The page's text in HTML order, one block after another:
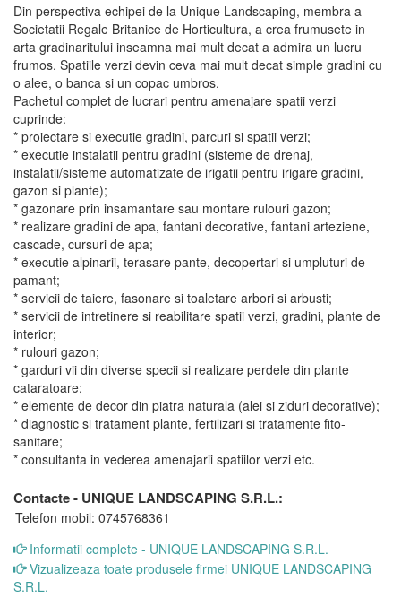
Din perspectiva echipei de la Unique Landscaping, membra a
Societatii Regale Britanice de Horticultura, a crea frumusete in
arta gradinaritului inseamna mai mult decat a admira un lucru
frumos. Spatiile verzi devin ceva mai mult decat simple gradini cu
o alee, o banca si un copac umbros.
Pachetul complet de lucrari pentru amenajare spatii verzi
cuprinde:
* proiectare si executie gradini, parcuri si spatii verzi;
* executie instalatii pentru gradini (sisteme de drenaj,
instalatii/sisteme automatizate de irigatii pentru irigare gradini,
gazon si plante);
* gazonare prin insamantare sau montare rulouri gazon;
* realizare gradini de apa, fantani decorative, fantani arteziene,
cascade, cursuri de apa;
* executie alpinarii, terasare pante, decopertari si umpluturi de
pamant;
* servicii de taiere, fasonare si toaletare arbori si arbusti;
* servicii de intretinere si reabilitare spatii verzi, gradini, plante de
interior;
* rulouri gazon;
* garduri vii din diverse specii si realizare perdele din plante
cataratoare;
* elemente de decor din piatra naturala (alei si ziduri decorative);
* diagnostic si tratament plante, fertilizari si tratamente fito-
sanitare;
* consultanta in vederea amenajarii spatiilor verzi etc.
Contacte - UNIQUE LANDSCAPING S.R.L.:
Telefon mobil: 0745768361
Informatii complete - UNIQUE LANDSCAPING S.R.L.
Vizualizeaza toate produsele firmei UNIQUE LANDSCAPING
S.R.L.